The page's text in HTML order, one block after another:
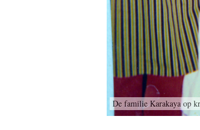
De familie Karakaya op